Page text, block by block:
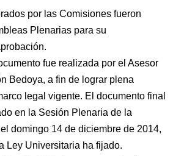
por las Comisiones fueron
Plenarias para su
fue realizada por el Asesor
Bedoya, a fin de lograr plena
legal vigente. El documento final
en la Sesión Plenaria de la
domingo 14 de diciembre de 2014,
Ley Universitaria ha fijado.